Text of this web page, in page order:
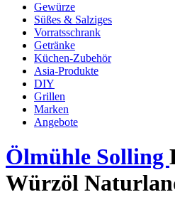
Gewürze
Süßes & Salziges
Vorratsschrank
Getränke
Küchen-Zubehör
Asia-Produkte
DIY
Grillen
Marken
Angebote
Ölmühle Solling
Würzöl